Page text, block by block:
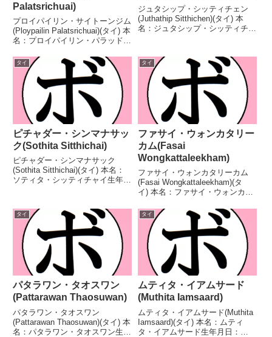
Palatsrichuai)
プロイパイリン・サイトーンジム
(Ploypailin Palatsrichuai)(タイ) 本
名：プロイパイリン・パラッドシ
3日国籍：タイ戦績：12戦7勝
(4KO)5敗 【獲得タイトル】な
し 【戦歴】201...
ジュタシップ・シッティチェン
(Juthathip Sitthichen)(タイ) 本
名：ジュタシップ・シッティチェ
敗 【獲得タイトル】なし 【戦
歴】2023/06/07 ...
タイ
ピチャダー・シンマナサッ
ク(Sothita Sitthichai)
ピチャダー・シンマナサック
(Sothita Sitthichai)(タイ) 本名：
ソティタ・シッティチャイ生年月
なし 【戦歴】2021/12/27
○3RTKO パヌマール...
タイ
ファサイ・ウォンカタリー
カム(Fasai
Wongkattaleekham)
ファサイ・ウォンカタリーカム
(Fasai Wongkattaleekham)(タ
イ) 本名：ファサイ・ウォンカタ
戦績：4戦3敗1分 【獲得タイト
ル】なし 【戦歴】2023/06/17
△4R判定 1-0(38-...
タイ
パタラワン・タオスワン
(Pattarawan Thaosuwan)
パタラワン・タオスワン
(Pattarawan Thaosuwan)(タイ) 本
名：パタラワン・タオスワン生年
タイ
ムティタ・イアムサード
(Muthita Iamsaard)
ムティタ・イアムサード(Muthita
Iamsaard)(タイ) 本名：ムティ
タ・イアムサード生年月日：